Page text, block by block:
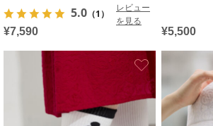
5.0 （1）
レビュー
を見る
¥7,590
¥5,500